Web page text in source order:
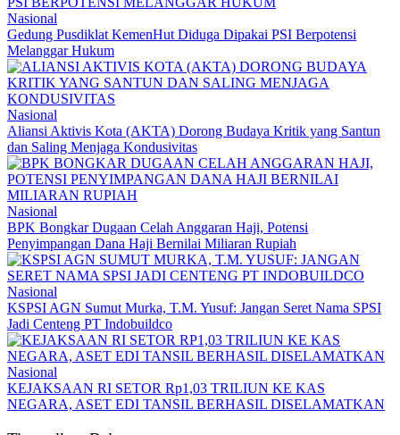
Nasional
Gedung Pusdiklat KemenHut Diduga Dipakai PSI Berpotensi
Melanggar Hukum
Nasional
Aliansi Aktivis Kota (AKTA) Dorong Budaya Kritik yang Santun
dan Saling Menjaga Kondusivitas
Nasional
BPK Bongkar Dugaan Celah Anggaran Haji, Potensi
Penyimpangan Dana Haji Bernilai Miliaran Rupiah
Nasional
KSPSI AGN Sumut Murka, T.M. Yusuf: Jangan Seret Nama SPSI
Jadi Centeng PT Indobuildco
Nasional
KEJAKSAAN RI SETOR Rp1,03 TRILIUN KE KAS
NEGARA, ASET EDI TANSIL BERHASIL DISELAMATKAN